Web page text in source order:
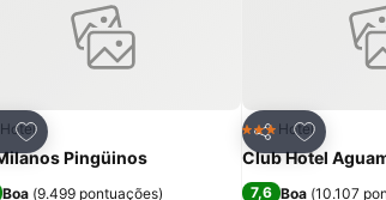
Adicionar aos favoritos
Hotel
Pingüinos
Boa (9.499 pontuações)
Partilhar
Adicionar
3 Estrelas
Hotel
Club Hotel
7,6 Boa (10.107